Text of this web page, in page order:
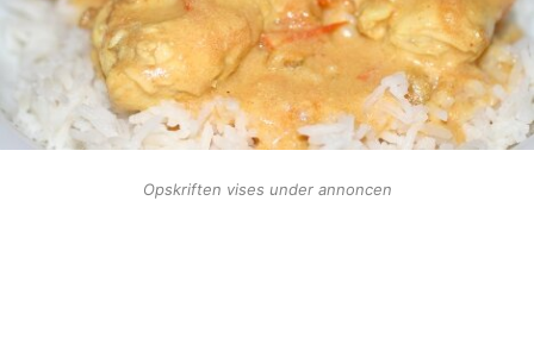
Opskriften vises under annoncen